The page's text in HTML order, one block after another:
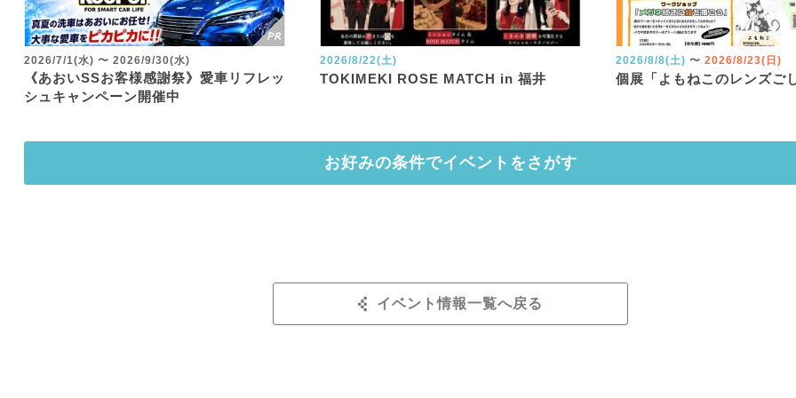
2026/7/1(水) 〜 2026/9/30(水)
《あおいSSお客様感謝祭》愛車リフレッ
シュキャンペーン開催中
2026/8/22(土)
TOKIMEKI ROSE MATCH in 福井
2026/8/8(土) 〜 2026/8/23(日)
個展「よもねこのレンズご
お好みの条件でイベントをさがす
イベント情報一覧へ戻る